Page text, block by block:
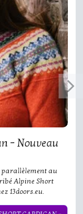
– Nouveau
parallèlement au
Alpine Short
13doors.eu.